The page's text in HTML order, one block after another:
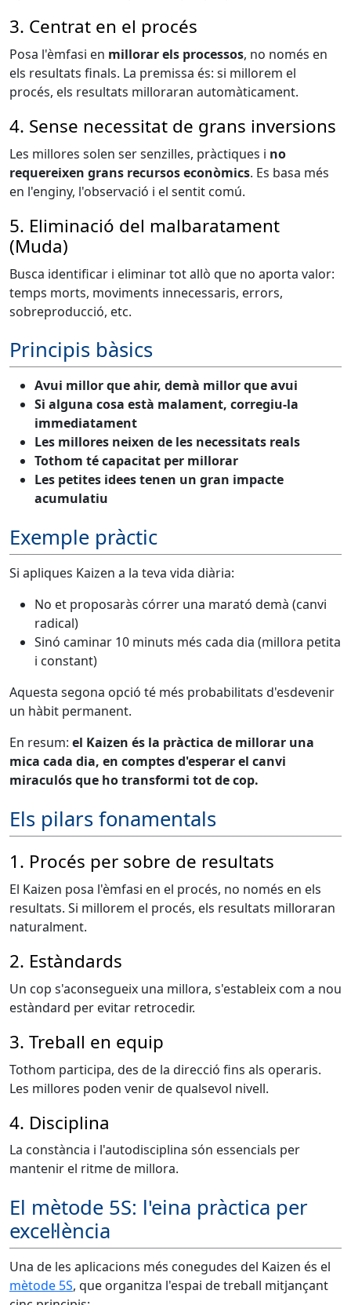
3. Centrat en el procés
Posa l'èmfasi en millorar els processos, no només en
els resultats finals. La premissa és: si millorem el
procés, els resultats milloraran automàticament.
4. Sense necessitat de grans inversions
Les millores solen ser senzilles, pràctiques i no
requereixen grans recursos econòmics. Es basa més
en l'enginy, l'observació i el sentit comú.
5. Eliminació del malbaratament
(Muda)
Busca identificar i eliminar tot allò que no aporta valor:
temps morts, moviments innecessaris, errors,
sobreproducció, etc.
Principis bàsics
Avui millor que ahir, demà millor que avui
Si alguna cosa està malament, corregiu-la
immediatament
Les millores neixen de les necessitats reals
Tothom té capacitat per millorar
Les petites idees tenen un gran impacte
acumulatiu
Exemple pràctic
Si apliques Kaizen a la teva vida diària:
No et proposaràs córrer una marató demà (canvi
radical)
Sinó caminar 10 minuts més cada dia (millora petita
i constant)
Aquesta segona opció té més probabilitats d'esdevenir
un hàbit permanent.
En resum: el Kaizen és la pràctica de millorar una
mica cada dia, en comptes d'esperar el canvi
miraculós que ho transformi tot de cop.
Els pilars fonamentals
1. Procés per sobre de resultats
El Kaizen posa l'èmfasi en el procés, no només en els
resultats. Si millorem el procés, els resultats milloraran
naturalment.
2. Estàndards
Un cop s'aconsegueix una millora, s'estableix com a nou
estàndard per evitar retrocedir.
3. Treball en equip
Tothom participa, des de la direcció fins als operaris.
Les millores poden venir de qualsevol nivell.
4. Disciplina
La constància i l'autodisciplina són essencials per
mantenir el ritme de millora.
El mètode 5S: l'eina pràctica per
excel·lència
Una de les aplicacions més conegudes del Kaizen és el
mètode 5S, que organitza l'espai de treball mitjançant